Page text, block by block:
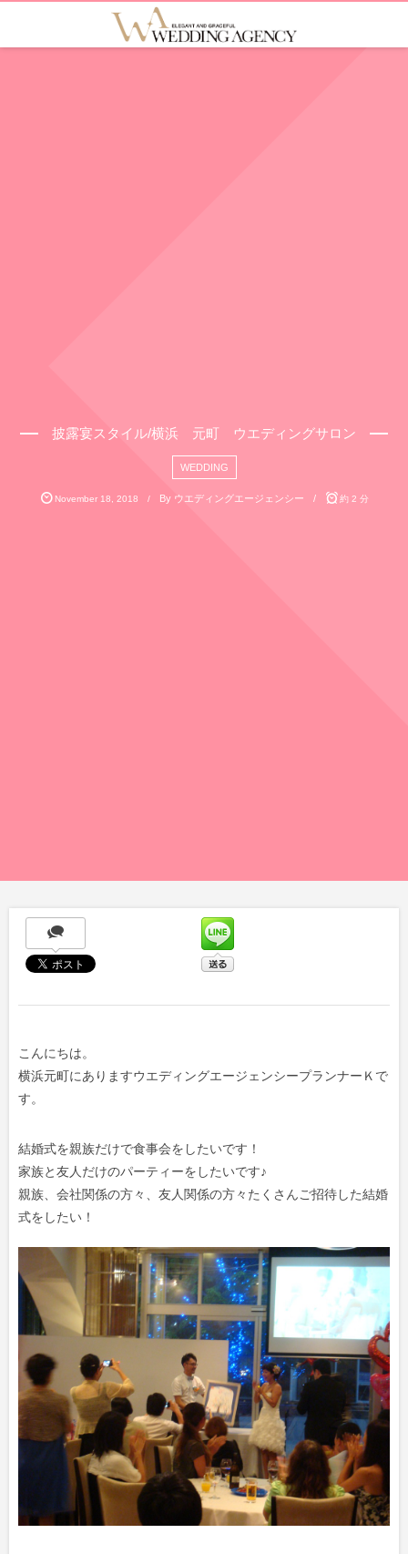
披露宴スタイル/横浜 元町 ウエディングサロン
WEDDING
November 18 2018 By ウエディングエージェンシー 約 2 分
こんにちは。
横浜元町にありますウエディングエージェンシープランナーＫで
す。
結婚式を親族だけで食事会をしたいです！
家族と友人だけのパーティーをしたいです♪
親族、会社関係の方々、友人関係の方々たくさんご招待した結婚
式をしたい！